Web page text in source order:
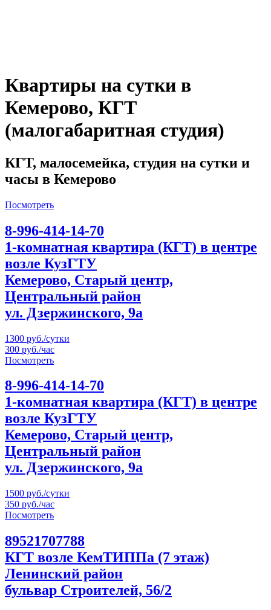
Квартиры на сутки в
Кемерово, КГТ
(малогабаритная студия)
КГТ, малосемейка, студия на сутки и
часы в Кемерово
Посмотреть
8-996-414-14-70
1-комнатная квартира (КГТ) в центре
возле КузГТУ
Кемерово, Старый центр,
Центральный район
ул. Дзержинского, 9а
1300 руб./сутки
300 руб./час
Посмотреть
8-996-414-14-70
1-комнатная квартира (КГТ) в центре
возле КузГТУ
Кемерово, Старый центр,
Центральный район
ул. Дзержинского, 9а
1500 руб./сутки
350 руб./час
Посмотреть
89521707788
КГТ возле КемТИППа (7 этаж)
Ленинский район
бульвар Строителей, 56/2